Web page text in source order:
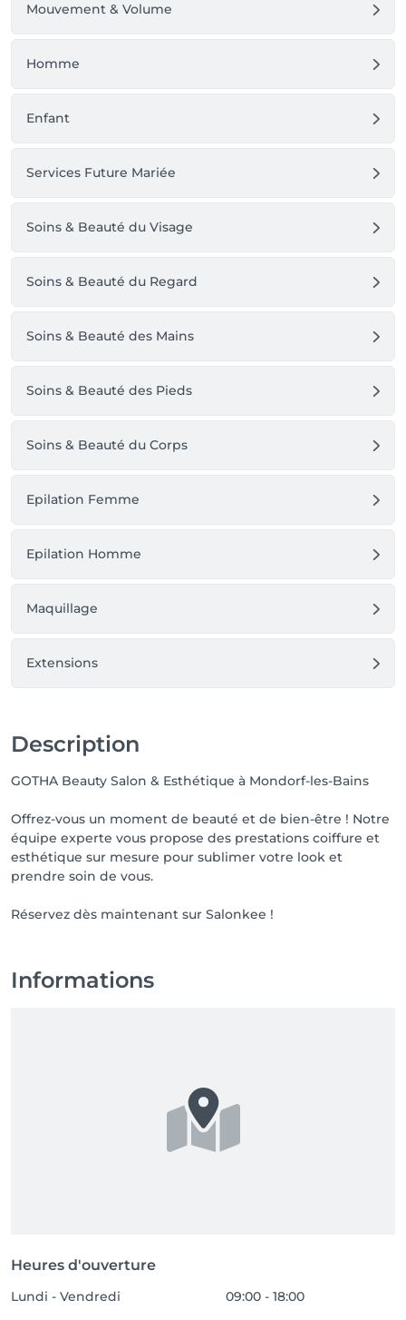
Mouvement & Volume
Homme
Enfant
Services Future Mariée
Soins & Beauté du Visage
Soins & Beauté du Regard
Soins & Beauté des Mains
Soins & Beauté des Pieds
Soins & Beauté du Corps
Epilation Femme
Epilation Homme
Maquillage
Extensions
Description
GOTHA Beauty Salon & Esthétique à Mondorf-les-Bains
Offrez-vous un moment de beauté et de bien-être ! Notre
équipe experte vous propose des prestations coiffure et
esthétique sur mesure pour sublimer votre look et
prendre soin de vous.
Réservez dès maintenant sur Salonkee !
Informations
Heures d'ouverture
Lundi - Vendredi 09:00 - 18:00